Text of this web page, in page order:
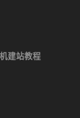
建站教程